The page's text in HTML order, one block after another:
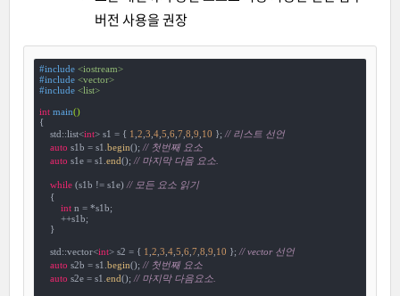
버전 사용을 권장
#include <iostream>
#include <vector>
#include <list>
int main()
{
    std::list<
int> s1 = { 1 2 3 4, 5 6 7 8 9 10 }; // 리스트 선언
auto s1b = s1. begin(); // 첫번째 요소
auto s1e = s1. end(); // 마지막 다음 요소.
while (s1b != s1e) // 모든 요소 읽기
    {
int n = *s1b;
        ++s1b;
    }
    std::vector<
int> s2 = { 1 2 3 4, 5 6 7 8 9 10 }; // vector 선언
auto s2b = s1. begin(); // 첫번째 요소
auto s2e = s1. end(); // 마지막 다음요소.